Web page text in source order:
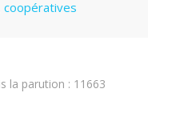
coopératives
la parution : 11663